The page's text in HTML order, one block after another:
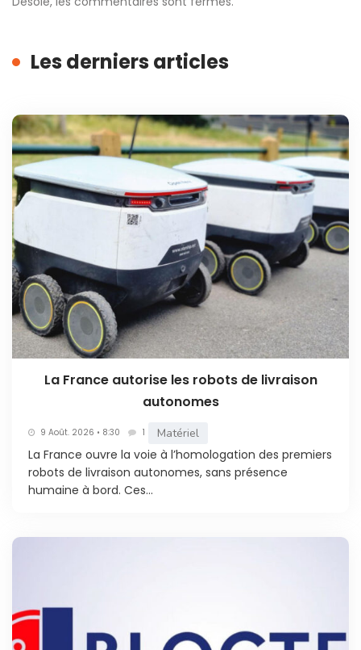
Les derniers articles
La France autorise les robots de livraison
autonomes
9 Août. 2026 • 8:30 1 Matériel
La France ouvre la voie à l’homologation des premiers
robots de livraison autonomes, sans présence
humaine à bord. Ces...